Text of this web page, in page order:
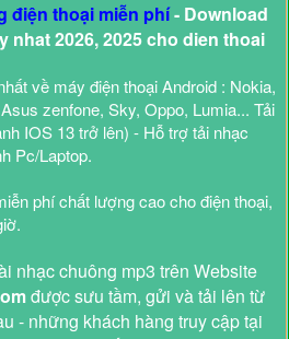
điện thoại miễn phí- Download
nhat 2026, 2025 cho dien thoai
về máy điện thoại Android : Nokia,
zenfone, Sky, Oppo, Lumia... Tải
IOS 13 trở lên) - Hỗ trợ tải nhạc
Pc/Laptop.
phí chất lượng cao cho điện thoại,
nhạc chuông mp3 trên Website
được sưu tầm, gửi và tải lên từ
- những khách hàng truy cập tại